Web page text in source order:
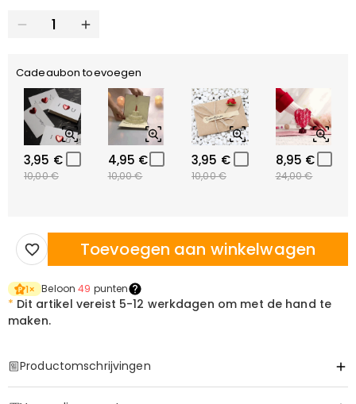
Cadeaubon toevoegen
3,95 €
10,00 €
4,95 €
10,00 €
3,95 €
10,00 €
8,95 €
24,00 €
Toevoegen aan winkelwagen
1× Beloon49 punten
* Dit artikel vereist 5-12 werkdagen om met de hand te
maken.
Productomschrijvingen